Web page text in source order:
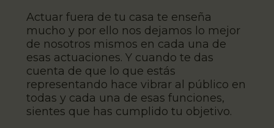
Actuar fuera de tu casa te enseña
mucho y por ello nos dejamos lo mejor
de nosotros mismos en cada una de
esas actuaciones. Y cuando te das
cuenta de que lo que estás
representando hace vibrar al público en
todas y cada una de esas funciones,
sientes que has cumplido tu objetivo.